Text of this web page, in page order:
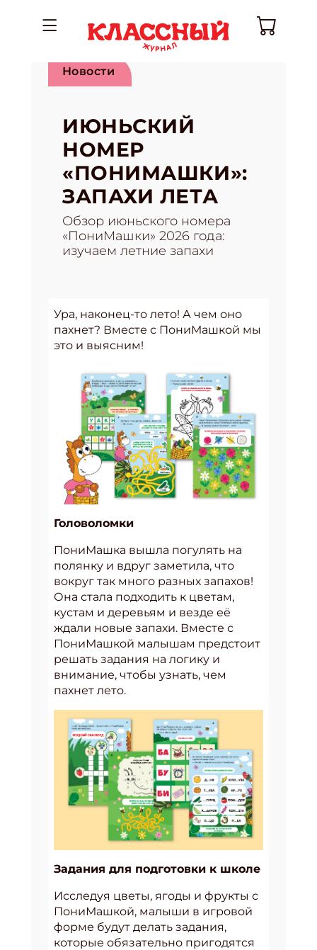
Новости
ИЮНЬСКИЙ
НОМЕР
«ПОНИМАШКИ»:
ЗАПАХИ ЛЕТА
Обзор июньского номера
«ПониМашки» 2026 года:
изучаем летние запахи
Ура, наконец-то лето! А чем оно
пахнет? Вместе с ПониМашкой мы
это и выясним!
Головоломки
ПониМашка вышла погулять на
полянку и вдруг заметила, что
вокруг так много разных запахов!
Она стала подходить к цветам,
кустам и деревьям и везде её
ждали новые запахи. Вместе с
ПониМашкой малышам предстоит
решать задания на логику и
внимание, чтобы узнать, чем
пахнет лето.
Задания для подготовки к школе
Исследуя цветы, ягоды и фрукты с
ПониМашкой, малыши в игровой
форме будут делать задания,
которые обязательно пригодятся